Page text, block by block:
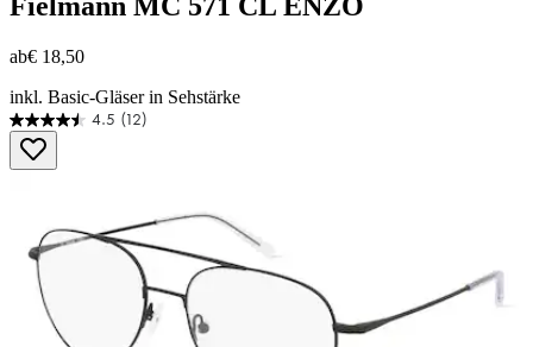
Fielmann MC 571 CL ENZO
ab€ 18,50
inkl. Basic-Gläser in Sehstärke
4.5 (12)
4.5
von
5
Bewertungen